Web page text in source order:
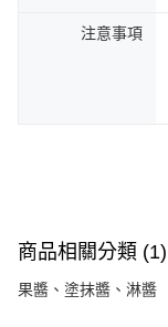
注意事項
商品相關分類 (1)
果醬、塗抹醬、淋醬